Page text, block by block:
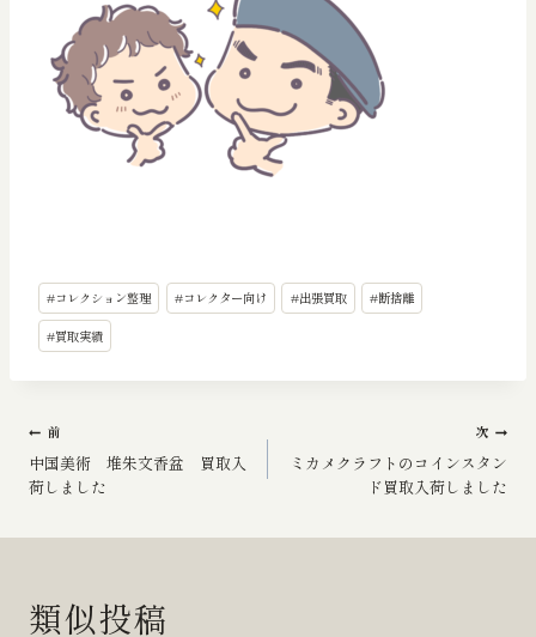
投
稿
タ
グ:
#コレクション整理 #コレクター向け #出張買取 #断捨離
#買取実績
投
稿
ナ
ビ
前
中国美術 堆朱文香盆 買取入
荷しました
次
ミカメクラフトのコインスタン
ド買取入荷しました
類似投稿